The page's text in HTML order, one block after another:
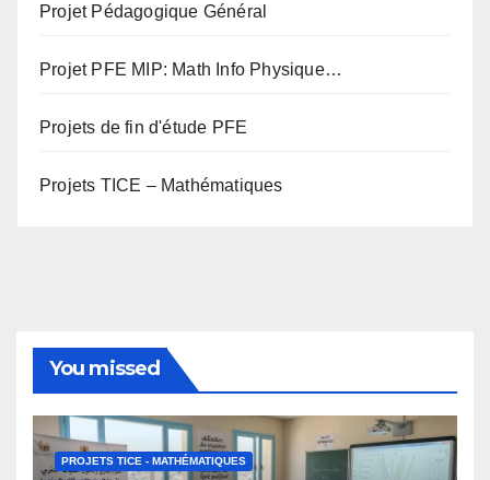
Projet Pédagogique Général
Projet PFE MIP: Math Info Physique…
Projets de fin d'étude PFE
Projets TICE – Mathématiques
You missed
PROJETS TICE - MATHÉMATIQUES